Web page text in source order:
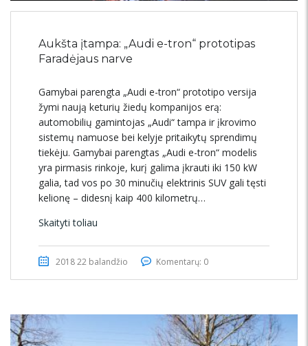
Aukšta įtampa: „Audi e-tron“ prototipas
Faradėjaus narve
Gamybai parengta „Audi e-tron“ prototipo versija
žymi naują keturių žiedų kompanijos erą:
automobilių gamintojas „Audi“ tampa ir įkrovimo
sistemų namuose bei kelyje pritaikytų sprendimų
tiekėju. Gamybai parengtas „Audi e-tron“ modelis
yra pirmasis rinkoje, kurį galima įkrauti iki 150 kW
galia, tad vos po 30 minučių elektrinis SUV gali tęsti
kelionę – didesnį kaip 400 kilometrų…
Skaityti toliau
2018 22 balandžio Komentarų: 0